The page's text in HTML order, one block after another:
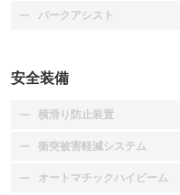
パークアシスト
：装備なし
安全装備
横滑り防止装置
：装備なし
衝突被害軽減システム
：装備なし
オートマチックハイビーム
：装備なし